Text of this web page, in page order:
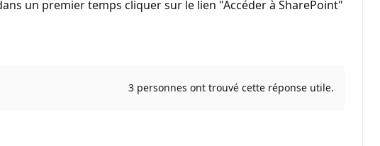
un premier temps cliquer sur le lien "Accéder à SharePoint"
3 personnes ont trouvé cette réponse utile.